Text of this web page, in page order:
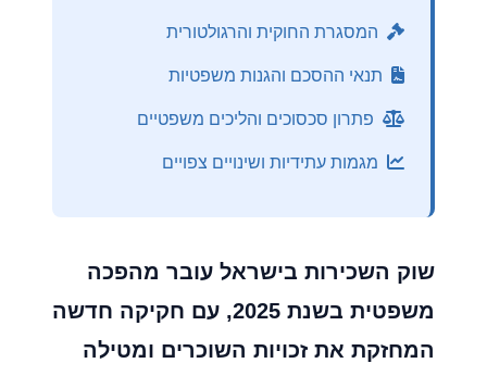
המסגרת החוקית והרגולטורית
תנאי ההסכם והגנות משפטיות
פתרון סכסוכים והליכים משפטיים
מגמות עתידיות ושינויים צפויים
שוק השכירות בישראל עובר מהפכה
משפטית בשנת 2025, עם חקיקה חדשה
המחזקת את זכויות השוכרים ומטילה